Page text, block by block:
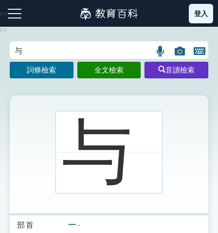
到
主
:::
注音索引圖示 筆畫索引圖示 部首索引表圖示
索引選單
登入
:::
語
言
搜
示
圖
片
搜
開
鍵
圖
詞條檢索 全文檢索 音讀檢索
与
部首 一 ㄧ